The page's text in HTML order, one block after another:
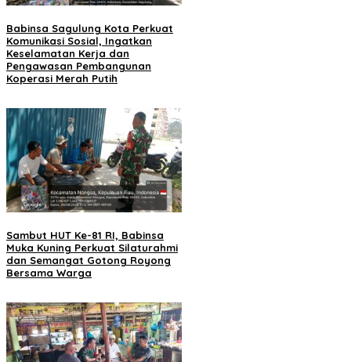
Babinsa Sagulung Kota Perkuat
Komunikasi Sosial, Ingatkan
Keselamatan Kerja dan
Pengawasan Pembangunan
Koperasi Merah Putih
Sambut HUT Ke-81 RI, Babinsa
Muka Kuning Perkuat Silaturahmi
dan Semangat Gotong Royong
Bersama Warga